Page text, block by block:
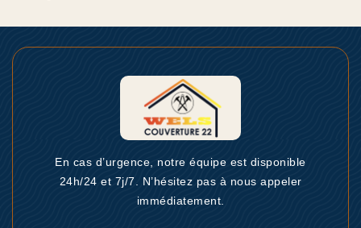
En cas d’urgence, notre équipe est disponible
24h/24 et 7j/7. N’hésitez pas à nous appeler
immédiatement.